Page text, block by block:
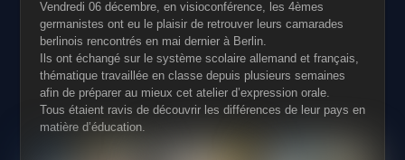
Vendredi 06 décembre, en visioconférence, les 4èmes
germanistes ont eu le plaisir de retrouver leurs camarades
berlinois rencontrés en mai dernier à Berlin.
Ils ont échangé sur le système scolaire allemand et français,
thématique travaillée en classe depuis plusieurs semaines
afin de préparer au mieux cet atelier d’expression orale.
Tous étaient ravis de découvrir les différences de leur pays en
matière d’éducation.